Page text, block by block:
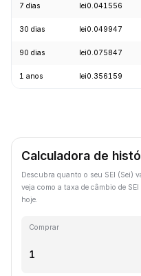
7 dias lei0.041556
30 dias lei0.049947
90 dias lei0.075847
1 anos lei0.356159
Calculadora de
Descubra quanto o seu SEI (Sei)
veja como a taxa de câmbio de
hoje.
Comprar